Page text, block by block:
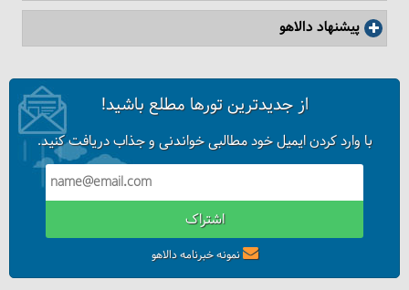
پیشنهاد دالاهو
از جدیدترین تورها مطلع باشید!
با وارد کردن ایمیل خود مطالبی خواندنی و جذاب دریافت کنید.
اشتراک
نمونه خبرنامه دالاهو